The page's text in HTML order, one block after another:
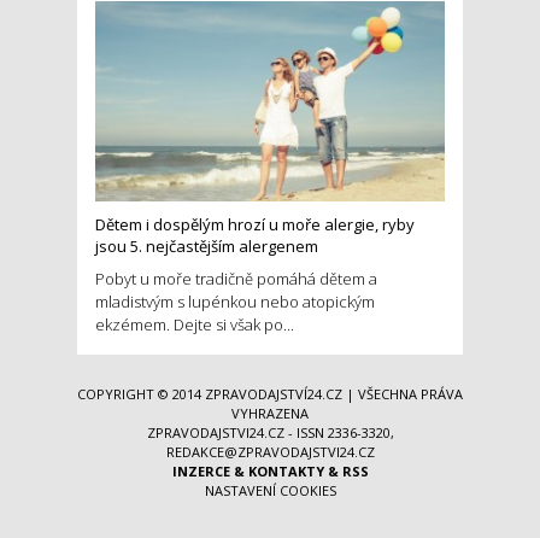
Dětem i dospělým hrozí u moře alergie, ryby
jsou 5. nejčastějším alergenem
Pobyt u moře tradičně pomáhá dětem a
mladistvým s lupénkou nebo atopickým
ekzémem. Dejte si však po...
COPYRIGHT © 2014 ZPRAVODAJSTVÍ24.CZ | VŠECHNA PRÁVA
VYHRAZENA
ZPRAVODAJSTVI24.CZ - ISSN 2336-3320,
REDAKCE@ZPRAVODAJSTVI24.CZ
INZERCE& KONTAKTY& RSS
NASTAVENÍ COOKIES